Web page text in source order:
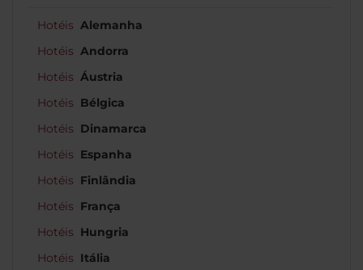
Hotéis Alemanha
Hotéis Andorra
Hotéis Áustria
Hotéis Bélgica
Hotéis Dinamarca
Hotéis Espanha
Hotéis Finlândia
Hotéis França
Hotéis Hungria
Hotéis Itália